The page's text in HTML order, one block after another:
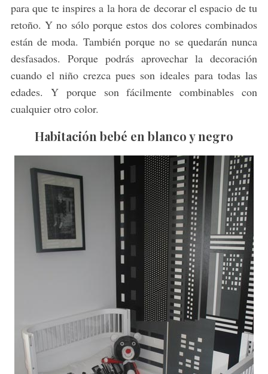
para que te inspires a la hora de decorar el espacio de tu
retoño. Y no sólo porque estos dos colores combinados
están de moda. También porque no se quedarán nunca
desfasados. Porque podrás aprovechar la decoración
cuando el niño crezca pues son ideales para todas las
edades. Y porque son fácilmente combinables con
cualquier otro color.
Habitación bebé en blanco y negro